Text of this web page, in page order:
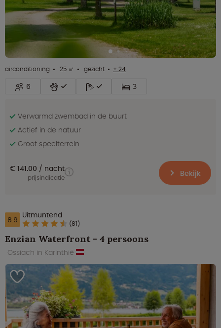
airconditioning 25 ㎡ gezicht + 24
6 3
Verwarmd zwembad in de buurt
Actief in de natuur
Groot speelterrein
€ 141.00 nacht
prijsindicatie Bekijk
8.9 Uitmuntend
(81)
Enzian Waterfront - 4 persoons
Ossiach in Karinthië